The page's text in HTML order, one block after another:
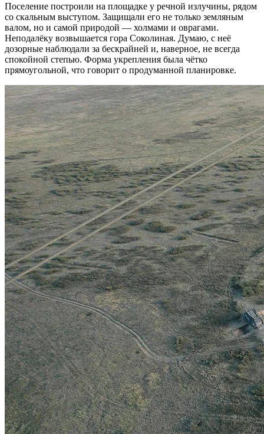
Поселение построили на площадке у речной излучины, рядом
со скальным выступом. Защищали его не только земляным
валом, но и самой природой — холмами и оврагами.
Неподалёку возвышается гора Соколиная. Думаю, с неё
дозорные наблюдали за бескрайней и, наверное, не всегда
спокойной степью. Форма укрепления была чётко
прямоугольной, что говорит о продуманной планировке.